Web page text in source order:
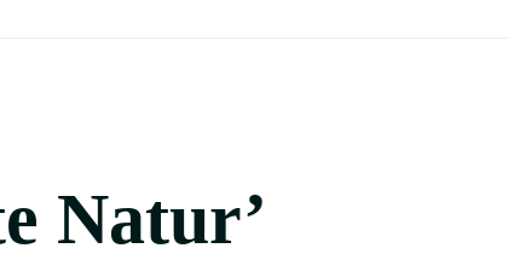
Natur’